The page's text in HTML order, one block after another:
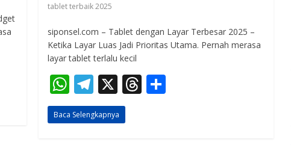
tablet terbaik 2025
siponsel.com – Tablet dengan Layar Terbesar 2025 –
Ketika Layar Luas Jadi Prioritas Utama. Pernah merasa
layar tablet terlalu kecil
W
h
at
T
el
e
X T
Baca Selengkapnya